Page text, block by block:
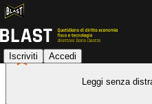
Iscriviti Accedi
Leggi senza